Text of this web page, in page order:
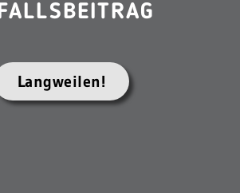
Langweilen!